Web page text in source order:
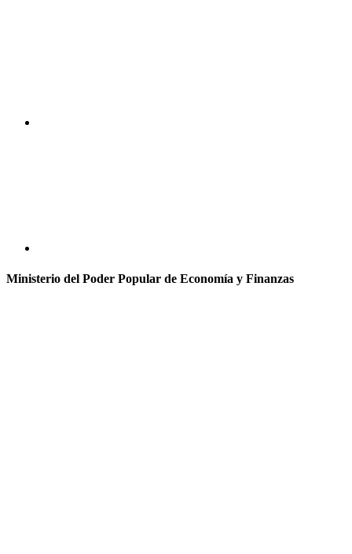
Ministerio del Poder Popular de Economía y Finanzas